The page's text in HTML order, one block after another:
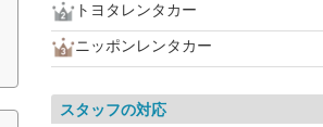
トヨタレンタカー
ニッポンレンタカー
スタッフの対応